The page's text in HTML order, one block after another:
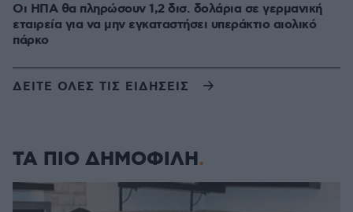
Οι ΗΠΑ θα πληρώσουν 1,2 δισ. δολάρια σε γερμανική
εταιρεία για να μην εγκαταστήσει υπεράκτιο αιολικό
πάρκο
ΔΕΙΤΕ ΟΛΕΣ ΤΙΣ ΕΙΔΗΣΕΙΣ
ΤΑ ΠΙΟ ΔΗΜΟΦΙΛΗ